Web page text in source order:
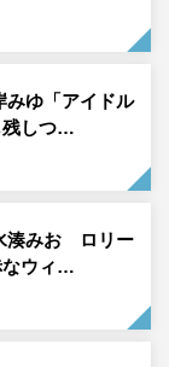
みゆ「アイドル
残しつ…
湊みお ロリー
なウィ…